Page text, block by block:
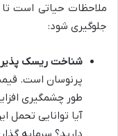
ملاحظات حیاتی است تا
جلوگیری شود:
شناخت ریسک
پرنوسان است.
طور چشمگیری
آیا توانایی تحمل